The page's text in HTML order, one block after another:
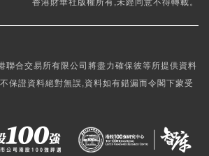
香港財華社版權所有,未經同意不得轉載。
聯合交易所有限公司將盡力確保彼等所提供資料
保證資料絕對無誤,資料如有錯漏而令閣下蒙受